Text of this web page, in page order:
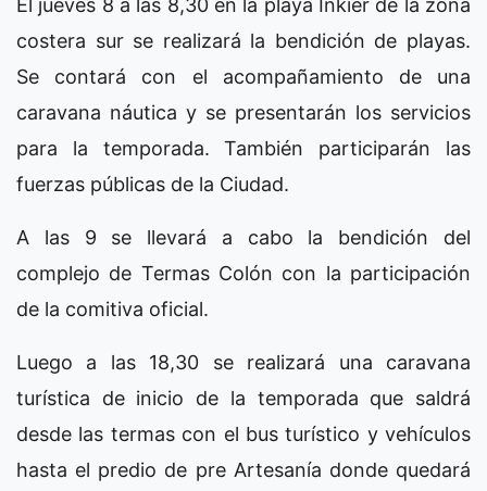
costera sur se realizará la bendición de playas.
Se contará con el acompañamiento de una
caravana náutica y se presentarán los servicios
para la temporada. También participarán las
fuerzas públicas de la Ciudad.
A las 9 se llevará a cabo la bendición del
complejo de Termas Colón con la participación
de la comitiva oficial.
Luego a las 18,30 se realizará una caravana
turística de inicio de la temporada que saldrá
desde las termas con el bus turístico y vehículos
hasta el predio de pre Artesanía donde quedará